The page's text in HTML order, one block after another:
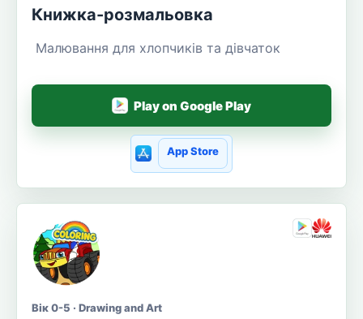
Книжка-розмальовка
Малювання для хлопчиків та дівчаток
Play on Google Play
App Store
Вік 0-5 · Drawing and Art